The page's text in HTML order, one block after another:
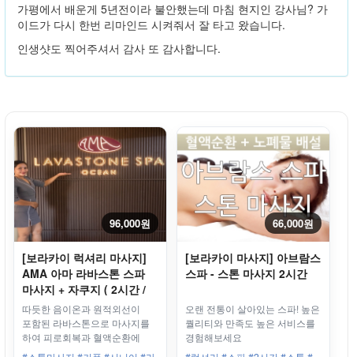
가평에서 배운게 5년전이라 불안했는데 마침 현지인 강사님? 가
이드가 다시 한번 리마인드 시켜줘서 잘 타고 왔습니다.
인생샷도 찍어주셔서 감사 또 감사합니다.
96,000원
[보라카이 럭셔리 마사지]
AMA 아마 라바스톤 스파
마사지 + 자쿠지 ( 2시간 /
2시간 30분 ) - 오션클럽점
따듯한 음이온과 원적외선이
포함된 라바스톤으로 마사지를
하여 피로회복과 혈액순환에
매우 좋습니다.
66,000원
[보라카이 마사지] 아브람스
스파 - 스톤 마사지 2시간
오랜 전통이 살아있는 스파! 높은
퀄리티와 만족도 높은 서비스를
경험해보세요